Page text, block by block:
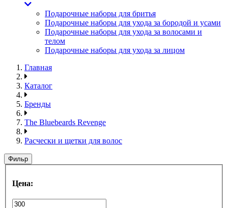
Подарочные наборы для бритья
Подарочные наборы для ухода за бородой и усами
Подарочные наборы для ухода за волосами и
телом
Подарочные наборы для ухода за лицом
Главная
Каталог
Бренды
The Bluebeards Revenge
Расчески и щетки для волос
Фильр
Цена: